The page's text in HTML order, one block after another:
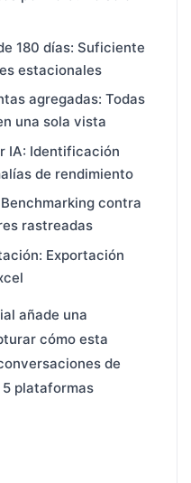
180 días: Suficiente
estacionales
agregadas: Todas
una sola vista
IA: Identificación
de rendimiento
contra
rastreadas
Exportación
añade una
cómo esta
de
5 plataformas